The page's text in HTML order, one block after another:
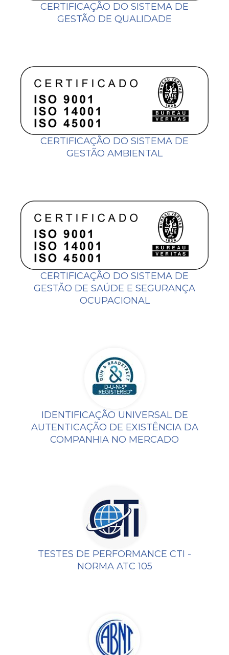
CERTIFICAÇÃO DO SISTEMA DE
GESTÃO DE QUALIDADE
CERTIFICAÇÃO DO SISTEMA DE
GESTÃO AMBIENTAL
CERTIFICAÇÃO DO SISTEMA DE
GESTÃO DE SAÚDE E SEGURANÇA
OCUPACIONAL
IDENTIFICAÇÃO UNIVERSAL DE
AUTENTICAÇÃO DE EXISTÊNCIA DA
COMPANHIA NO MERCADO
TESTES DE PERFORMANCE CTI -
NORMA ATC 105